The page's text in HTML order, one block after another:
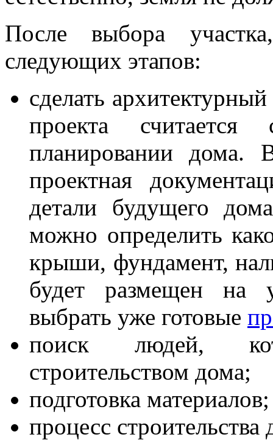
После выбора
следующих этапов:
сделать
проекта
планировании дома.
проектная
детали будущего
можно определить
крыши, фундамент,
будет размещен на
выбрать уже готовые
поиск людей,
строительством дома;
подготовка материалов;
процесс строительства